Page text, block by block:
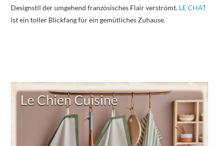
Designstil der umgehend französisches Flair verströmt. LE CHAT
ist ein toller Blickfang für ein gemütliches Zuhause.